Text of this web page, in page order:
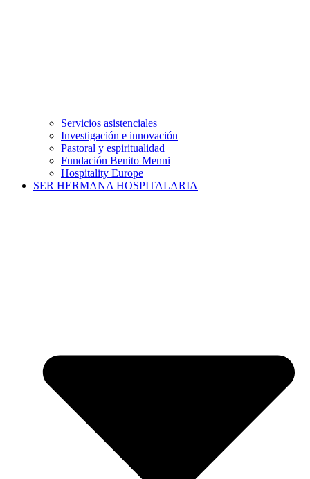
Servicios asistenciales
Investigación e innovación
Pastoral y espiritualidad
Fundación Benito Menni
Hospitality Europe
SER HERMANA HOSPITALARIA